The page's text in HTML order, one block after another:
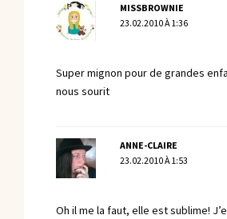
MISSBROWNIE
23.02.2010 À 1:36
Super mignon pour de grandes
nous sourit
ANNE-CLAIRE
23.02.2010 À 1:53
Oh il me la faut, elle est sublime!